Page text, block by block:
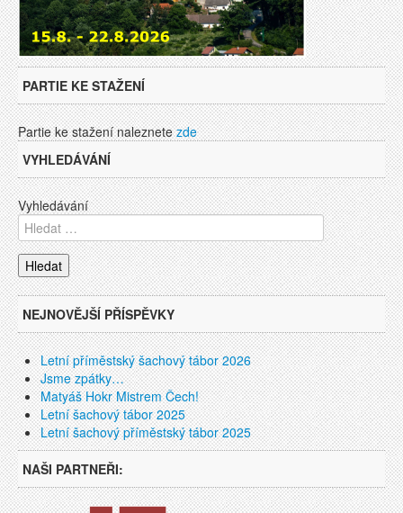
PARTIE KE STAŽENÍ
Partie ke stažení naleznetezde
VYHLEDÁVÁNÍ
Vyhledávání
NEJNOVĚJŠÍ PŘÍSPĚVKY
Letní příměstský šachový tábor 2026
Jsme zpátky…
Matyáš Hokr Mistrem Čech!
Letní šachový tábor 2025
Letní šachový příměstský tábor 2025
NAŠI PARTNEŘI: